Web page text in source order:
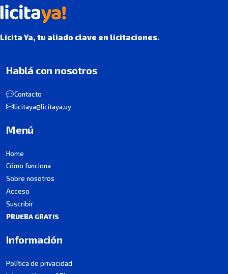
Licita Ya, tu aliado clave en licitaciones.
Hablá con nosotros
Contacto
licitaya@licitaya.uy
Menú
Home
Cómo funciona
Sobre nosotros
Acceso
Suscribir
PRUEBA GRATIS
Información
Política de privacidad